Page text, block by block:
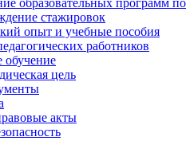
образовательных программ
стажировок
опыт и учебные пособия
работников
обучение
цель
акты